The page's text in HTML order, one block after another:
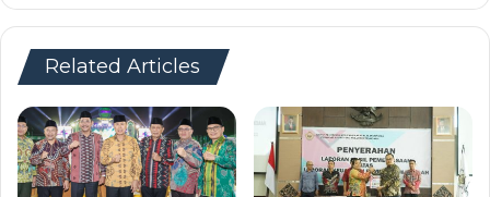
Related Articles